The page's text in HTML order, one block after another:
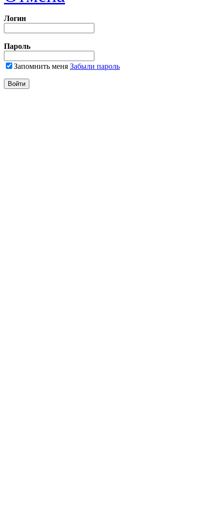
Логин
Пароль
Запомнить меня Забыли пароль